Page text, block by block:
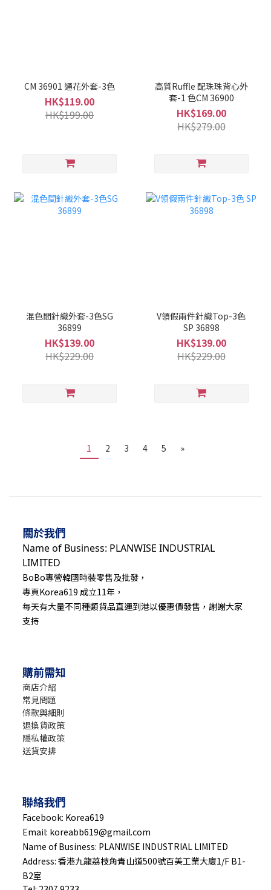
CM 36901 通花外套-3色
HK$119.00
HK$199.00
高質Ruffle 配珠珠背心外
套-1 色CM 36900
HK$169.00
HK$279.00
混色間針織外套-3色SG
36899
HK$139.00
HK$229.00
V領假兩件針織Top-3色
SP 36898
HK$139.00
HK$229.00
1 2 3 4 5 »
關於我們
Name of Business: PLANWISE INDUSTRIAL
LIMITED
BoBo專營韓國時裝零售及批發，
專頁Korea619 成立11年，
每天有大量不同種類貨品直運到港以優惠價發售，謝謝大家
支持
購前需知
商店介紹
常見問題
條款與細則
退換貨政策
隱私權政策
送貨安排
聯絡我們
Facebook: Korea619
Email: koreabb619@gmail.com
Name of Business: PLANWISE INDUSTRIAL LIMITED
Address: 香港九龍茘枝角青山道500號百美工業大廈1/F B1-
B2室